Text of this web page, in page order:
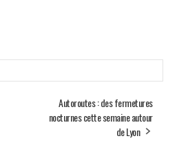
Autoroutes : des fermetures
nocturnes cette semaine autour
de Lyon